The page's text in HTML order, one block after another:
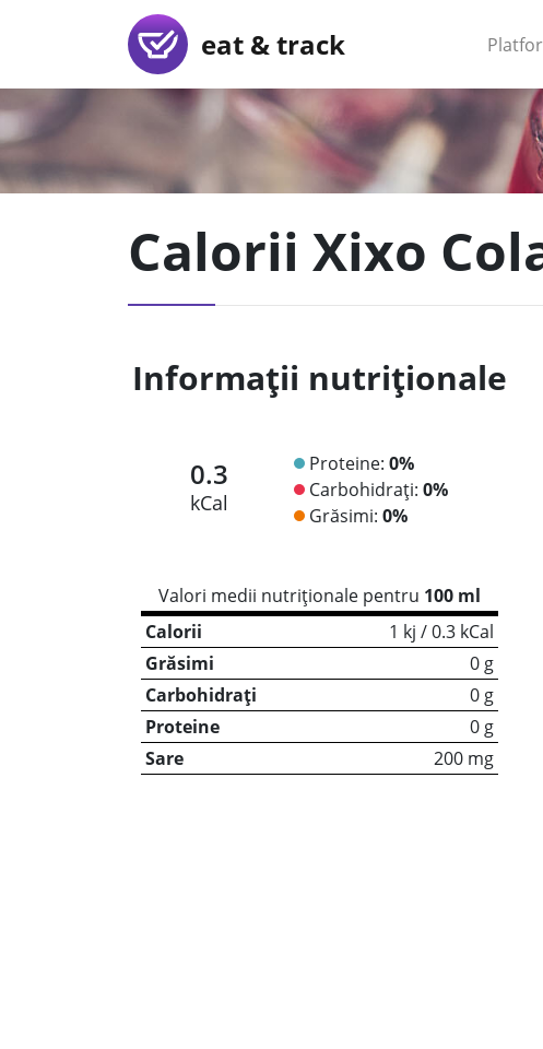
eat & track
Calorii Xixo
Informații nutriționale
0.3
kCal
Proteine: 0%
Carbohidrați: 0%
Grăsimi: 0%
Valori medii nutriționale pentru 100 ml
Calorii
1 kj / 0.3 kCal
Grăsimi
0 g
Carbohidrați
0 g
Proteine
0 g
Sare
200 mg